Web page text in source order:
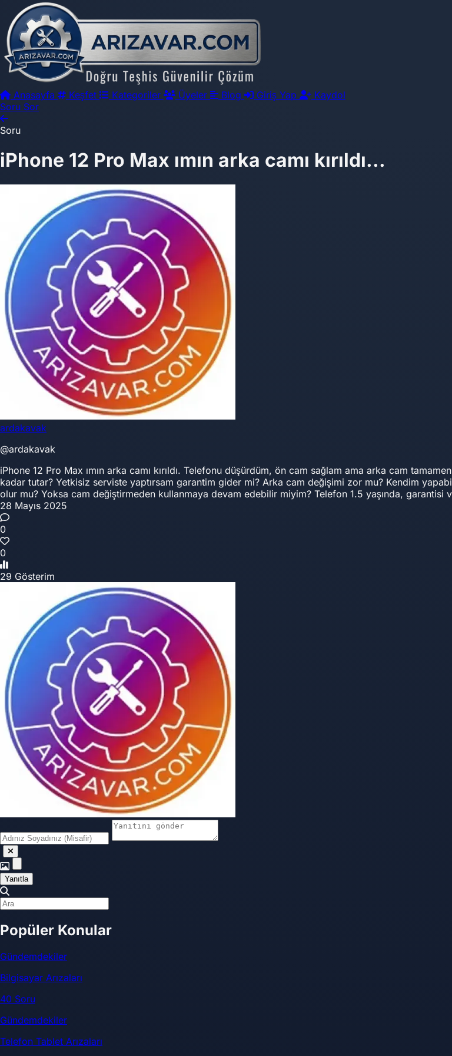
Anasayfa Keşfet Kategoriler Üyeler Blog Giriş Yap
Kaydol
Soru Sor
Soru
iPhone 12 Pro Max ımın arka camı kırıldı...
ardakavak
@ardakavak
iPhone 12 Pro Max ımın arka camı kırıldı. Telefonu düşürdüm, ön cam sağlam ama arka cam
kadar tutar? Yetkisiz serviste yaptırsam garantim gider mi? Arka cam değişimi zor mu? Kendim
olur mu? Yoksa cam değiştirmeden kullanmaya devam edebilir miyim? Telefon 1.5 yaşında, garantisi
28 Mayıs 2025
0
0
29 Gösterim
Yanıtla
Popüler Konular
Gündemdekiler
Bilgisayar Arızaları
40 Soru
Gündemdekiler
Telefon Tablet Arızaları